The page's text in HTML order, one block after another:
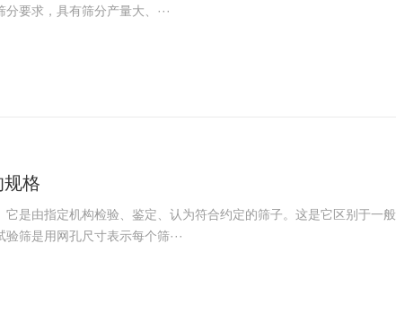
要求，具有筛分产量大、···
格
是由指定机构检验、鉴定、认为符合约定的筛子。这是它区别于一般
筛是用网孔尺寸表示每个筛···